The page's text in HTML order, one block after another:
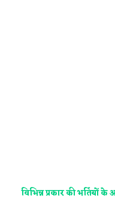
विभिन्न प्रकार की